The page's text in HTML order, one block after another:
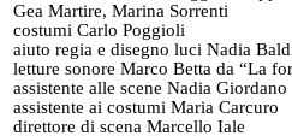
Gea Martire, Marina Sorrenti
costumi Carlo Poggioli
aiuto regia e disegno luci Nadia
letture sonore Marco Betta da “La
assistente alle scene Nadia Giordano
assistente ai costumi Maria Carcuro
direttore di scena Marcello Iale